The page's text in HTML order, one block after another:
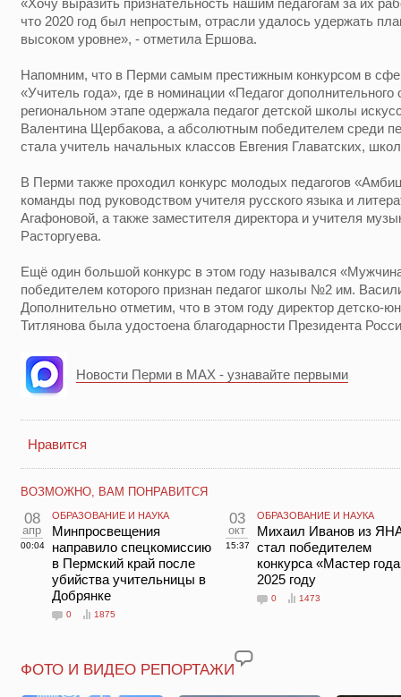
«Хочу выразить признательность нашим педагогам за их
что 2020 год был непростым, отрасли удалось удержать
высоком уровне», - отметила Ершова.
Напомним, что в Перми самым престижным конкурсом в
«Учитель года», где в номинации «Педагог
региональном этапе одержала педагог детской школы
Валентина Щербакова, а абсолютным победителем среди
стала учитель начальных классов Евгения Главатских,
В Перми также проходил конкурс молодых педагогов
команды под руководством учителя русского языка и
Агафоновой, а также заместителя директора и учителя
Расторгуева.
Ещё один большой конкурс в этом году назывался
победителем которого признан педагог школы №2 им.
Дополнительно отметим, что в этом году директор детско-
Титлянова была удостоена благодарности Президента
Новости Перми в MAX - узнавайте первыми
Нравится
ВОЗМОЖНО, ВАМ ПОНРАВИТСЯ
08
апр
00:04
ОБРАЗОВАНИЕ И НАУКА
Минпросвещения
направило спецкомиссию
в Пермский край после
убийства учительницы в
Добрянке
0 1875
03
окт
15:37
ОБРАЗОВАНИЕ И НАУКА
Михаил Иванов из
стал победителем
конкурса «Мастер
2025 году
0 1473
ФОТО И ВИДЕО РЕПОРТАЖИ